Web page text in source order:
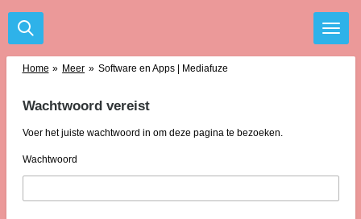
Ga
direct
Home » Meer » Software en Apps | Mediafuze
Wachtwoord vereist
Voer het juiste wachtwoord in om deze pagina te bezoeken.
Wachtwoord